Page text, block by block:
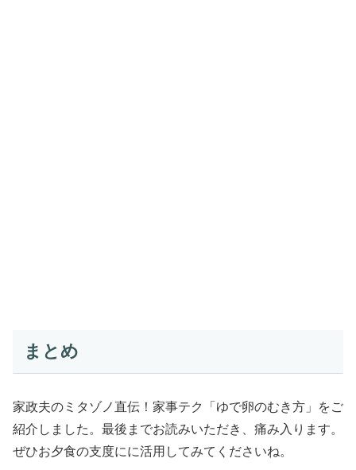
まとめ
家政夫のミタゾノ直伝！家事テク「ゆで卵のむき方」をご
紹介しました。最後までお読みいただき、痛み入ります。
ぜひお夕食の支度にに活用してみてくださいね。